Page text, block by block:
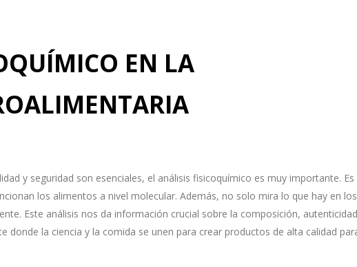
EN LA
y seguridad son esenciales, el análisis fisicoquímico es muy importante.
los alimentos a nivel molecular. Además, no solo mira lo que hay en
Este análisis nos da información crucial sobre la composición,
donde la ciencia y la comida se unen para crear productos de alta calidad